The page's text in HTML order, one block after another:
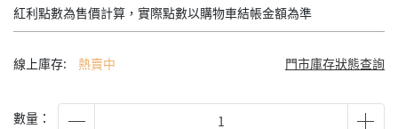
紅利點數為售價計算，實際點數以購物車結帳金額為準
線上庫存: 熱賣中 門市庫存狀態查詢
數量：